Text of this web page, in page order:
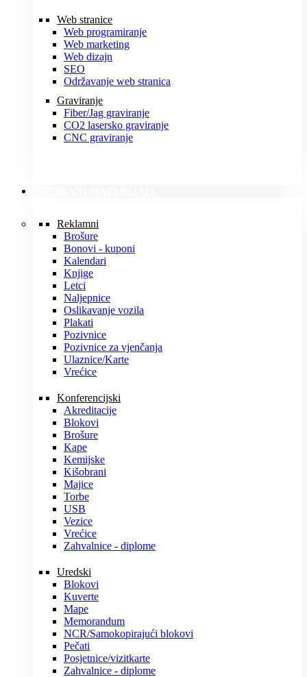
Web stranice
Web programiranje
Web marketing
Web dizajn
SEO
Održavanje web stranica
Graviranje
Fiber/Jag graviranje
CO2 lasersko graviranje
CNC graviranje
Reklamni
Brošure
Bonovi - kuponi
Kalendari
Knjige
Letci
Naljepnice
Oslikavanje vozila
Plakati
Pozivnice
Pozivnice za vjenčanja
Ulaznice/Karte
Vrećice
Konferencijski
Akreditacije
Blokovi
Brošure
Kape
Kemijske
Kišobrani
Majice
Torbe
USB
Vezice
Vrećice
Zahvalnice - diplome
Uredski
Blokovi
Kuverte
Mape
Memorandum
NCR/Samokopirajući blokovi
Pečati
Posjetnice/vizitkarte
Zahvalnice - diplome